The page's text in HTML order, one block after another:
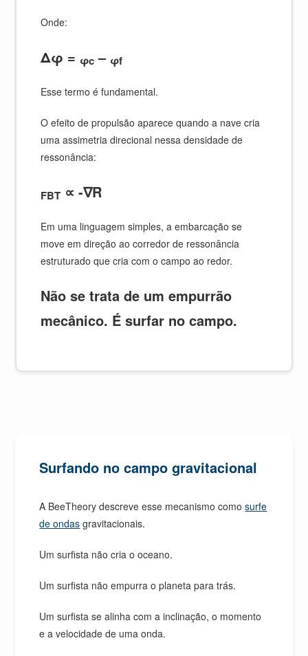
Onde:
Δφ = φc – φf
Esse termo é fundamental.
O efeito de propulsão aparece quando a nave cria
uma assimetria direcional nessa densidade de
ressonância:
FBT ∝ -∇R
Em uma linguagem simples, a embarcação se
move em direção ao corredor de ressonância
estruturado que cria com o campo ao redor.
Não se trata de um empurrão
mecânico. É surfar no campo.
Surfando no campo gravitacional
A BeeTheory descreve esse mecanismo comosurfe
de ondas gravitacionais.
Um surfista não cria o oceano.
Um surfista não empurra o planeta para trás.
Um surfista se alinha com a inclinação, o momento
e a velocidade de uma onda.